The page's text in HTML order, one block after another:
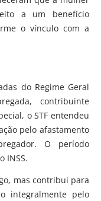
a um benefício
o vínculo com a
do Regime Geral
contribuinte
o STF entendeu
pelo afastamento
O período
INSS.
mas contribui para
integralmente pelo